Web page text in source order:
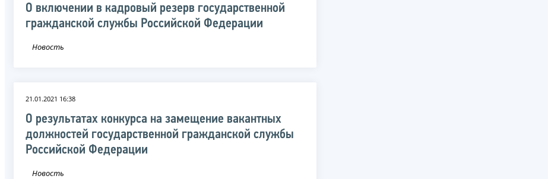
О включении в кадровый резерв государственной
гражданской службы Российской Федерации
Новость
21.01.2021 16:38
О результатах конкурса на замещение вакантных
должностей государственной гражданской службы
Российской Федерации
Новость